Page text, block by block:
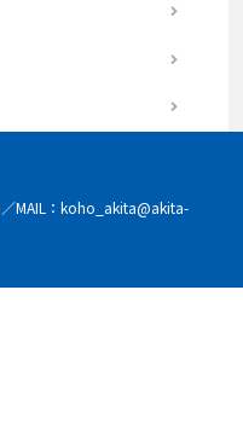
MAIL：koho_akita@akita-